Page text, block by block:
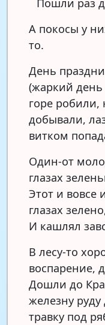
Пошли раз
А покосы у
то.
День
(жаркий
горе робили,
добывали,
витком
Один-от
глазах
Этот и вовсе
глазах
И кашлял
В лесу-то
воспарение,
Дошли до
железну
травку под